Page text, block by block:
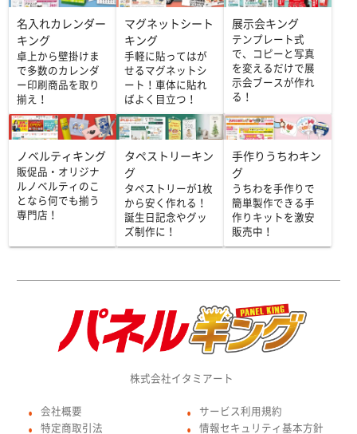
名入れカレンダー
キング
卓上から壁掛けま
で多数のカレンダ
ー印刷商品を取り
揃え！
マグネットシート
キング
手軽に貼ってはが
せるマグネットシ
ート！車体に貼れ
ばよく目立つ！
展示会キング
テンプレート式
で、コピーと写真
を変えるだけで展
示会ブースが作れ
る！
ノベルティキング
販促品・オリジナ
ルノベルティのこ
となら何でも揃う
専門店！
タペストリーキン
グ
タペストリーが1枚
から安く作れる！
誕生日記念やグッ
ズ制作に！
手作りうちわキン
グ
うちわを手作りで
簡単製作できる手
作りキットを激安
販売中！
株式会社イタミアート
● 会社概要
● 特定商取引法
● サービス利用規約
● 情報セキュリティ基本方針